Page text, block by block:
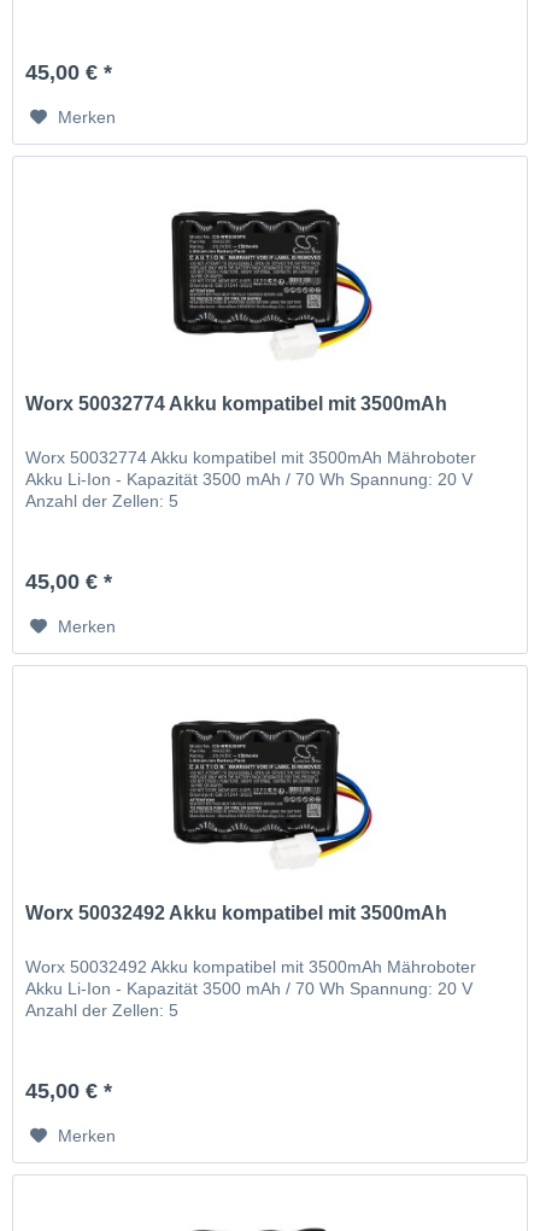
45,00 € *
Merken
Worx 50032774 Akku kompatibel mit 3500mAh
Worx 50032774 Akku kompatibel mit 3500mAh Mähroboter
Akku Li-Ion - Kapazität 3500 mAh / 70 Wh Spannung: 20 V
Anzahl der Zellen: 5
45,00 € *
Merken
Worx 50032492 Akku kompatibel mit 3500mAh
Worx 50032492 Akku kompatibel mit 3500mAh Mähroboter
Akku Li-Ion - Kapazität 3500 mAh / 70 Wh Spannung: 20 V
Anzahl der Zellen: 5
45,00 € *
Merken